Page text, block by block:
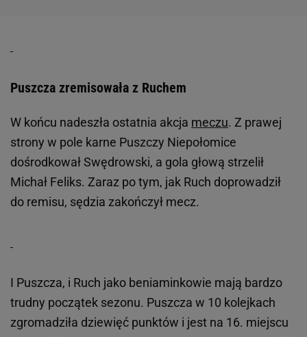
Puszcza zremisowała z Ruchem
W końcu nadeszła ostatnia akcja meczu. Z prawej
strony w pole karne Puszczy Niepołomice
dośrodkował Swędrowski, a gola głową strzelił
Michał Feliks. Zaraz po tym, jak Ruch doprowadził
do remisu, sędzia zakończył mecz.
I Puszcza, i Ruch jako beniaminkowie mają bardzo
trudny początek sezonu. Puszcza w 10 kolejkach
zgromadziła dziewięć punktów i jest na 16. miejscu